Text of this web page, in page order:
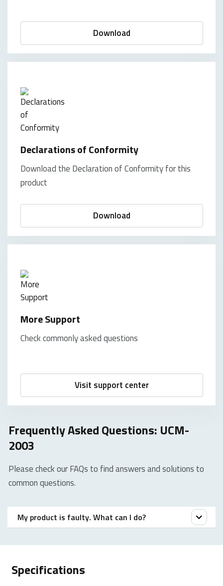
Download
Declarations of Conformity
Download the Declaration of Conformity for this
product
Download
More Support
Check commonly asked questions
Visit support center
Frequently Asked Questions: UCM-
2003
Please check our FAQs to find answers and solutions to
common questions.
My product is faulty. What can I do?
We offer a ‚return to the retailer‘ warranty on our
product to your retailer with a clear description of the
Specifications